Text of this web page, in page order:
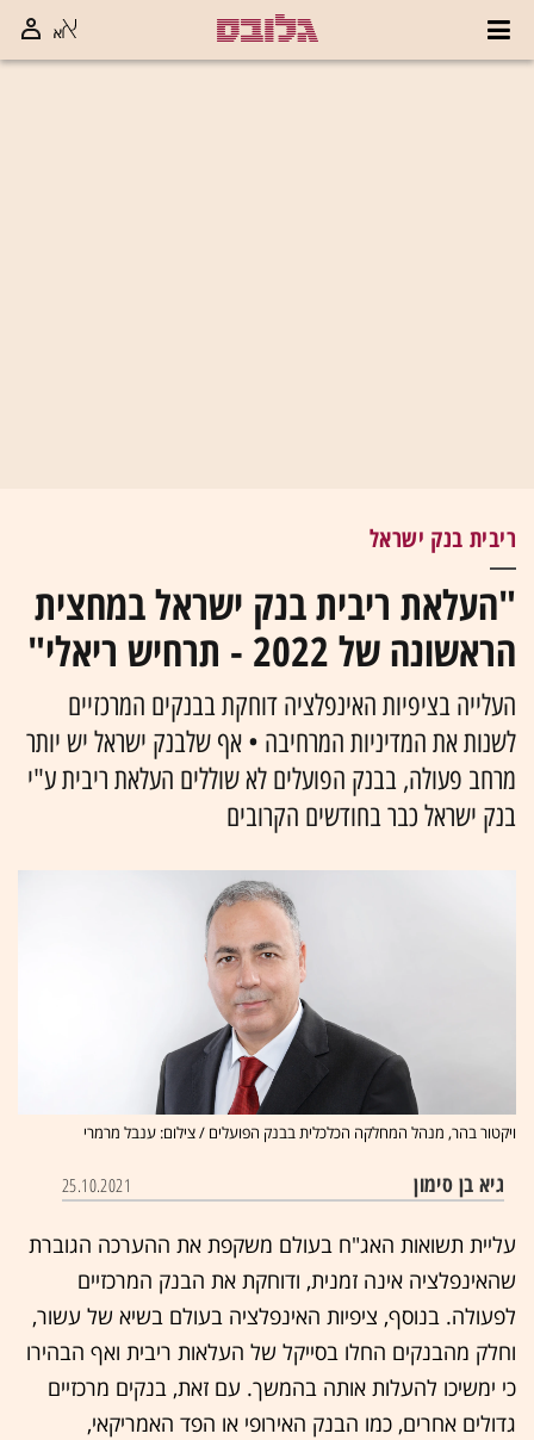
ריבית בנק ישראל
"העלאת ריבית בנק ישראל במחצית
הראשונה של 2022 - תרחיש ריאלי"
העלייה בציפיות האינפלציה דוחקת בבנקים המרכזיים
לשנות את המדיניות המרחיבה • אף שלבנק ישראל יש יותר
מרחב פעולה, בבנק הפועלים לא שוללים העלאת ריבית ע"י
בנק ישראל כבר בחודשים הקרובים
ויקטור בהר, מנהל המחלקה הכלכלית בבנק הפועלים / צילום: ענבל מרמרי
גיא בן סימון 25.10.2021
עליית תשואות האג"ח בעולם משקפת את ההערכה הגוברת
שהאינפלציה אינה זמנית, ודוחקת את הבנק המרכזיים
לפעולה. בנוסף, ציפיות האינפלציה בעולם בשיא של עשור,
וחלק מהבנקים החלו בסייקל של העלאות ריבית ואף הבהירו
כי ימשיכו להעלות אותה בהמשך. עם זאת, בנקים מרכזיים
גדולים אחרים, כמו הבנק האירופי או הפד האמריקאי,